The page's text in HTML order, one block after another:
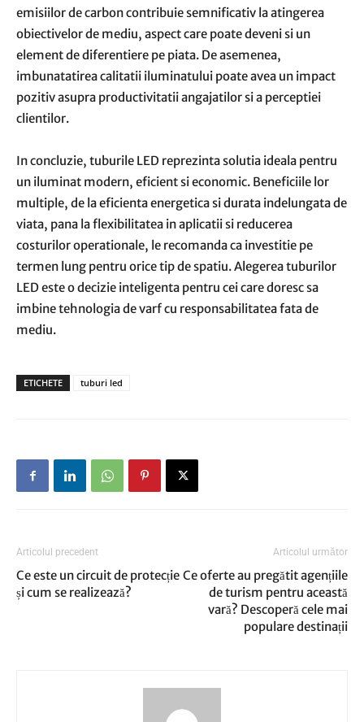
emisiilor de carbon contribuie semnificativ la atingerea
obiectivelor de mediu, aspect care poate deveni si un
element de diferentiere pe piata. De asemenea,
imbunatatirea calitatii iluminatului poate avea un impact
pozitiv asupra productivitatii angajatilor si a perceptiei
clientilor.
In concluzie, tuburile LED reprezinta solutia ideala pentru
un iluminat modern, eficient si economic. Beneficiile lor
multiple, de la eficienta energetica si durata indelungata de
viata, pana la flexibilitatea in aplicatii si reducerea
costurilor operationale, le recomanda ca investitie pe
termen lung pentru orice tip de spatiu. Alegerea tuburilor
LED este o decizie inteligenta pentru cei care doresc sa
imbine tehnologia de varf cu responsabilitatea fata de
mediu.
ETICHETE tuburi led
Articolul precedent
Ce este un circuit de protecție
și cum se realizează?
Articolul următor
Ce oferte au pregătit agențiile
de turism pentru această
vară? Descoperă cele mai
populare destinații